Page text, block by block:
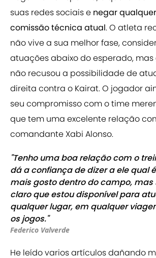
suas redes sociais e negar
comissão técnica atual. O atleta
não vive a sua melhor fase,
atuações abaixo do esperado,
não recusou a possibilidade de
direita contra o Kairat. O jogador
seu compromisso com o time
que tem uma excelente relação
comandante Xabi Alonso.
"Tenho uma boa relação com o
dá a confiança de dizer a ele qual
mais gosto dentro do campo, mas
claro que estou disponível para
qualquer lugar, em qualquer
os jogos."
Federico Valverde
He leído varios artículos dañando